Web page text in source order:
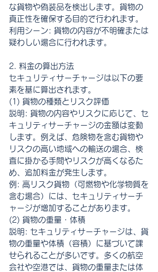
な貨物や偽装品を検出します。貨物の
真正性を確保する目的で行われます。
利用シーン: 貨物の内容が不明確または
疑わしい場合に行われます。
2. 料金の算出方法
セキュリティサーチャージは以下の要
素を基に算出されます。
(1) 貨物の種類とリスク評価
説明: 貨物の内容やリスクに応じて、セ
キュリティサーチャージの金額は変動
します。例えば、危険物を含む貨物や
リスクの高い地域への輸送の場合、検
査に掛かる手間やリスクが高くなるた
め、追加料金が発生します。
例: 高リスク貨物（可燃物や化学物質を
含む場合）には、セキュリティサーチ
ャージが増加することがあります。
(2) 貨物の重量・体積
説明: セキュリティサーチャージは、貨
物の重量や体積（容積）に基づいて課
せられることが多いです。多くの航空
会社や空港では、貨物の重量または体